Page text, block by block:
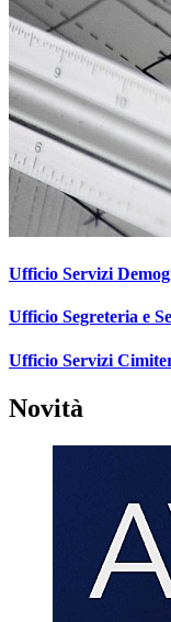
Ufficio Servizi
Ufficio Segreteria e
Ufficio Servizi
Novità